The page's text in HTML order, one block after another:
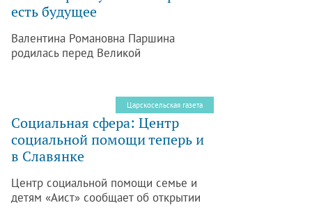
есть будущее
Валентина Романовна Паршина
родилась перед Великой
Ленинградской области и совхозу
Царскосельская газета
Социальная сфера: Центр
социальной помощи теперь и
в Славянке
Центр социальной помощи семье и
детям «Аист» сообщает об открытии